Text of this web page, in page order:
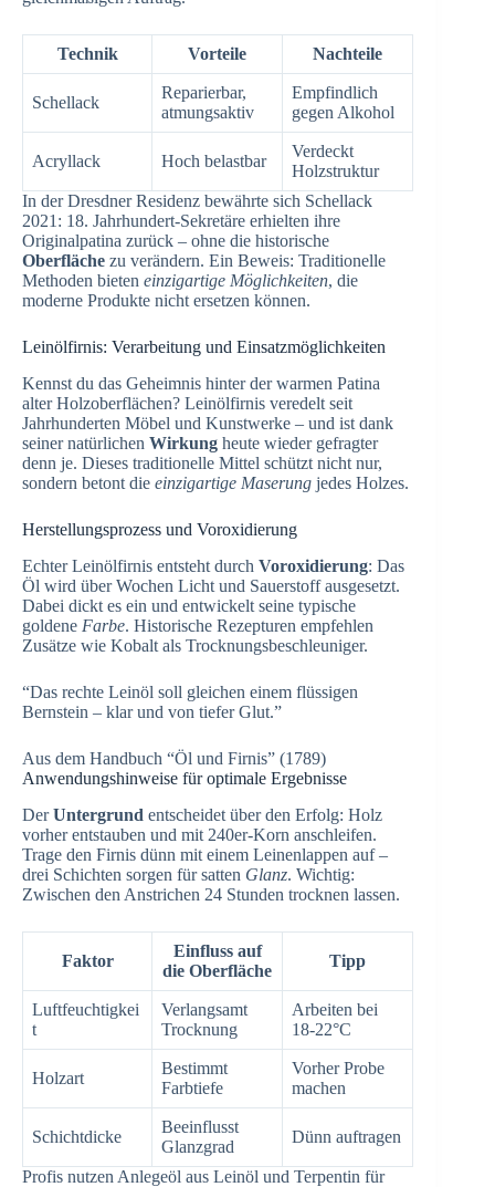
Technik Vorteile Nachteile
Schellack
Reparierbar,
atmungsaktiv
Empfindlich
gegen Alkohol
Acryllack Hoch belastbar
Verdeckt
Holzstruktur
In der Dresdner Residenz bewährte sich Schellack
2021: 18. Jahrhundert-Sekretäre erhielten ihre
Originalpatina zurück – ohne die historische
Oberfläche zu verändern. Ein Beweis: Traditionelle
Methoden bieten einzigartige Möglichkeiten, die
moderne Produkte nicht ersetzen können.
Leinölfirnis: Verarbeitung und Einsatzmöglichkeiten
Kennst du das Geheimnis hinter der warmen Patina
alter Holzoberflächen? Leinölfirnis veredelt seit
Jahrhunderten Möbel und Kunstwerke – und ist dank
seiner natürlichen Wirkung heute wieder gefragter
denn je. Dieses traditionelle Mittel schützt nicht nur,
sondern betont die einzigartige Maserung jedes Holzes.
Herstellungsprozess und Voroxidierung
Echter Leinölfirnis entsteht durch Voroxidierung: Das
Öl wird über Wochen Licht und Sauerstoff ausgesetzt.
Dabei dickt es ein und entwickelt seine typische
goldene Farbe. Historische Rezepturen empfehlen
Zusätze wie Kobalt als Trocknungsbeschleuniger.
“Das rechte Leinöl soll gleichen einem flüssigen
Bernstein – klar und von tiefer Glut.”
Aus dem Handbuch “Öl und Firnis” (1789)
Anwendungshinweise für optimale Ergebnisse
DerUntergrund entscheidet über den Erfolg: Holz
vorher entstauben und mit 240er-Korn anschleifen.
Trage den Firnis dünn mit einem Leinenlappen auf –
drei Schichten sorgen für satten Glanz. Wichtig:
Zwischen den Anstrichen 24 Stunden trocknen lassen.
Faktor
Einfluss auf
die Oberfläche
Tipp
Luftfeuchtigkei
t
Verlangsamt
Trocknung
Arbeiten bei
18-22°C
Holzart
Bestimmt
Farbtiefe
Vorher Probe
machen
Schichtdicke
Beeinflusst
Glanzgrad
Dünn auftragen
Profis nutzen Anlegeöl aus Leinöl und Terpentin für